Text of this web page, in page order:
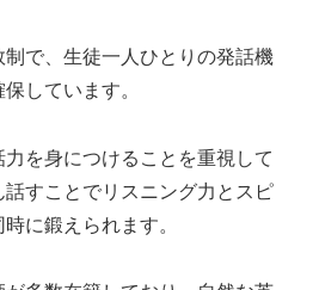
制で、生徒一人ひとりの発話機
しています。
を身につけることを重視して
話すことでリスニング力とスピ
に鍛えられます。